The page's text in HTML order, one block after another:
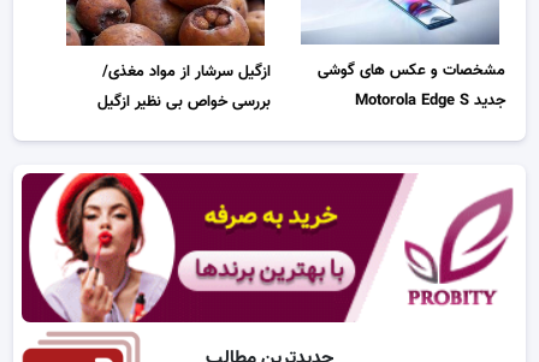
مشخصات و عکس های گوشی
جدید Motorola Edge S
ازگیل سرشار از مواد مغذی/
بررسی خواص بی نظیر ازگیل